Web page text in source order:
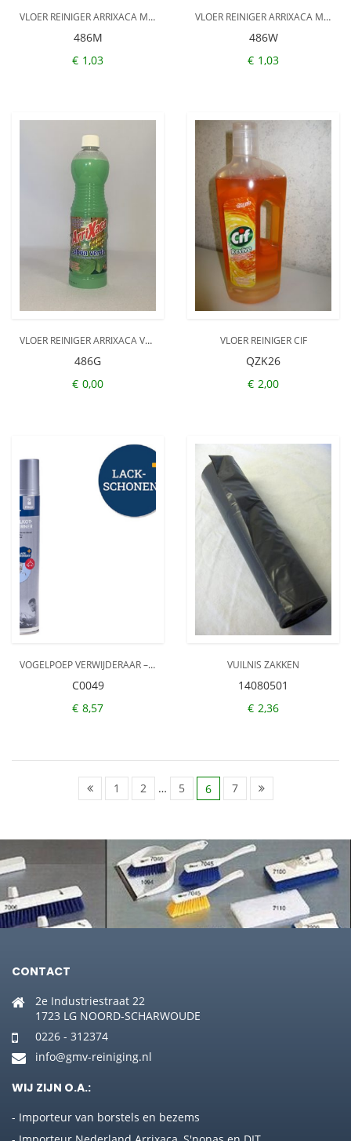
VLOER REINIGER ARRIXACA MARINO
486M
€ 1,03
VLOER REINIGER ARRIXACA MARSEILLE
486W
€ 1,03
VLOER REINIGER ARRIXACA VERDE
486G
€ 0,00
VLOER REINIGER CIF
QZK26
€ 2,00
VOGELPOEP VERWIJDERAAR – VOOR AUTO GLAS & GEVERFDE OPPERVLAKKEN – IMPREGNEERSPRAY – FILMER – 300 ML
C0049
€ 8,57
VUILNIS ZAKKEN
14080501
€ 2,36
1 2 … 5 6 7
CONTACT
2e Industriestraat 22
1723 LG NOORD-SCHARWOUDE
0226 - 312374
info@gmv-reiniging.nl
WIJ ZIJN O.A.:
- Importeur van borstels en bezems